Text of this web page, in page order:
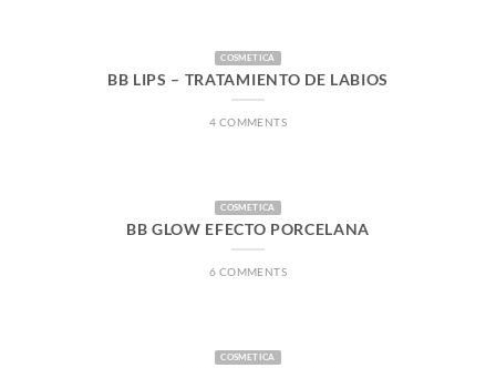
COSMETICA
BB LIPS – TRATAMIENTO DE LABIOS
4 COMMENTS
COSMETICA
BB GLOW EFECTO PORCELANA
6 COMMENTS
COSMETICA